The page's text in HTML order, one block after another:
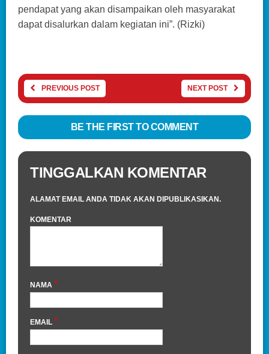
pendapat yang akan disampaikan oleh masyarakat
dapat disalurkan dalam kegiatan ini”. (Rizki)
PREVIOUS POST NEXT POST
BE THE FIRST TO COMMENT
TINGGALKAN KOMENTAR
ALAMAT EMAIL ANDA TIDAK AKAN DIPUBLIKASIKAN.
KOMENTAR
NAMA *
EMAIL *